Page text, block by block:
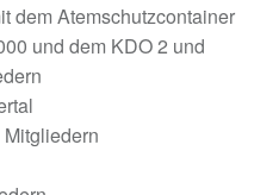
dem Atemschutzcontainer
und dem KDO 2 und